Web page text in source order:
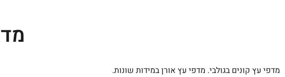
מדפי עץ קונים בגולבי. מדפי עץ אורן במידות שונות.